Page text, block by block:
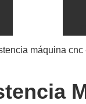
máquina cnc